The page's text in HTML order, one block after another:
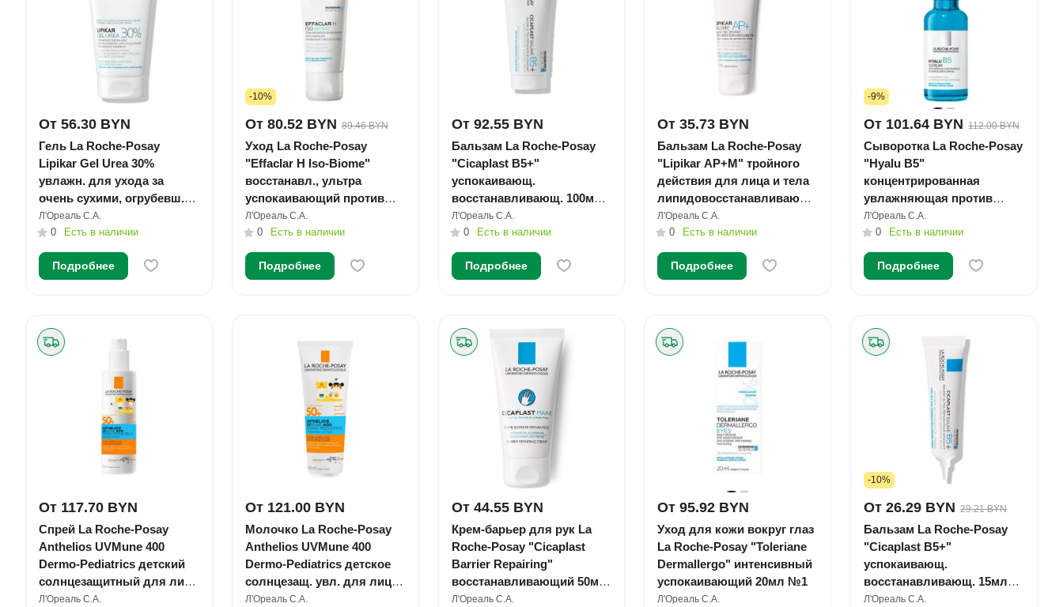
От 56.30 BYN
Гель La Roche-Posay
Lipikar Gel Urea 30%
увлажн. для ухода за
очень сухими, огрубевш.
участками кожи 50мл №1
Л'Ореаль С.А.
0 Есть в наличии
Подробнее
-10%
От 80.52 BYN 89.46 BYN
Уход La Roche-Posay
"Effaclar H Iso-Biome"
восстанавл., ультра
успокаивающий против
несовершенств 40мл №1
Л'Ореаль С.А.
0 Есть в наличии
Подробнее
От 92.55 BYN
Бальзам La Roche-Posay
"Cicaplast B5+"
успокаивающ.
восстанавливающ. 100мл
№1
Л'Ореаль С.А.
0 Есть в наличии
Подробнее
От 35.73 BYN
Бальзам La Roche-Posay
"Lipikar AP+M" тройного
действия для лица и тела
липидовосстанавливающ.
75мл №1
Л'Ореаль С.А.
0 Есть в наличии
Подробнее
-9%
От 101.64 BYN 112.00 BYN
Сыворотка La Roche-Posay
"Hyalu B5"
концентрированная
увлажняющая против
морщин 30мл №1
Л'Ореаль С.А.
0 Есть в наличии
Подробнее
От 117.70 BYN
Спрей La Roche-Posay
Anthelios UVMune 400
Dermo-Pediatrics детский
солнцезащитный для лица
и тела SPF 50+/PPD27
Л'Ореаль С.А.
От 121.00 BYN
Молочко La Roche-Posay
Anthelios UVMune 400
Dermo-Pediatrics детское
солнцезащ. увл. для лица
и тела SPF 50+/PPD26
Л'Ореаль С.А.
От 44.55 BYN
Крем-барьер для рук La
Roche-Posay "Cicaplast
Barrier Repairing"
восстанавливающий 50мл
№1
Л'Ореаль С.А.
От 95.92 BYN
Уход для кожи вокруг глаз
La Roche-Posay "Toleriane
Dermallergo" интенсивный
успокаивающий 20мл №1
Л'Ореаль С.А.
-10%
От 26.29 BYN 29.21 BYN
Бальзам La Roche-Posay
"Cicaplast B5+"
успокаивающ.
восстанавливающ. 15мл
№1
Л'Ореаль С.А.